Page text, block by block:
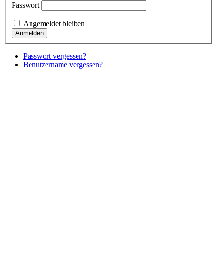
Passwort
Angemeldet bleiben
Passwort vergessen?
Benutzername vergessen?